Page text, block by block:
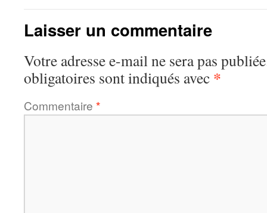
Laisser un commentaire
Votre adresse e-mail ne sera pas
obligatoires sont indiqués avec *
Commentaire *